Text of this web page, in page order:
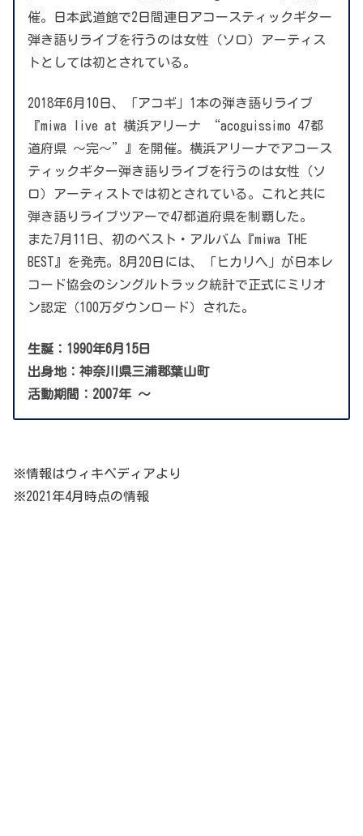
催。日本武道館で2日間連日アコースティックギター
弾き語りライブを行うのは女性（ソロ）アーティス
トとしては初とされている。
2018年6月10日、「アコギ」1本の弾き語りライブ
『miwa live at 横浜アリーナ “acoguissimo 47都
道府県 〜完〜”』を開催。横浜アリーナでアコース
ティックギター弾き語りライブを行うのは女性（ソ
ロ）アーティストでは初とされている。これと共に
弾き語りライブツアーで47都道府県を制覇した。
また7月11日、初のベスト・アルバム『miwa THE
BEST』を発売。8月20日には、「ヒカリヘ」が日本レ
コード協会のシングルトラック統計で正式にミリオ
ン認定（100万ダウンロード）された。
生誕：1990年6月15日
出身地：神奈川県三浦郡葉山町
活動期間：2007年 ～
※情報はウィキペディアより
※2021年4月時点の情報